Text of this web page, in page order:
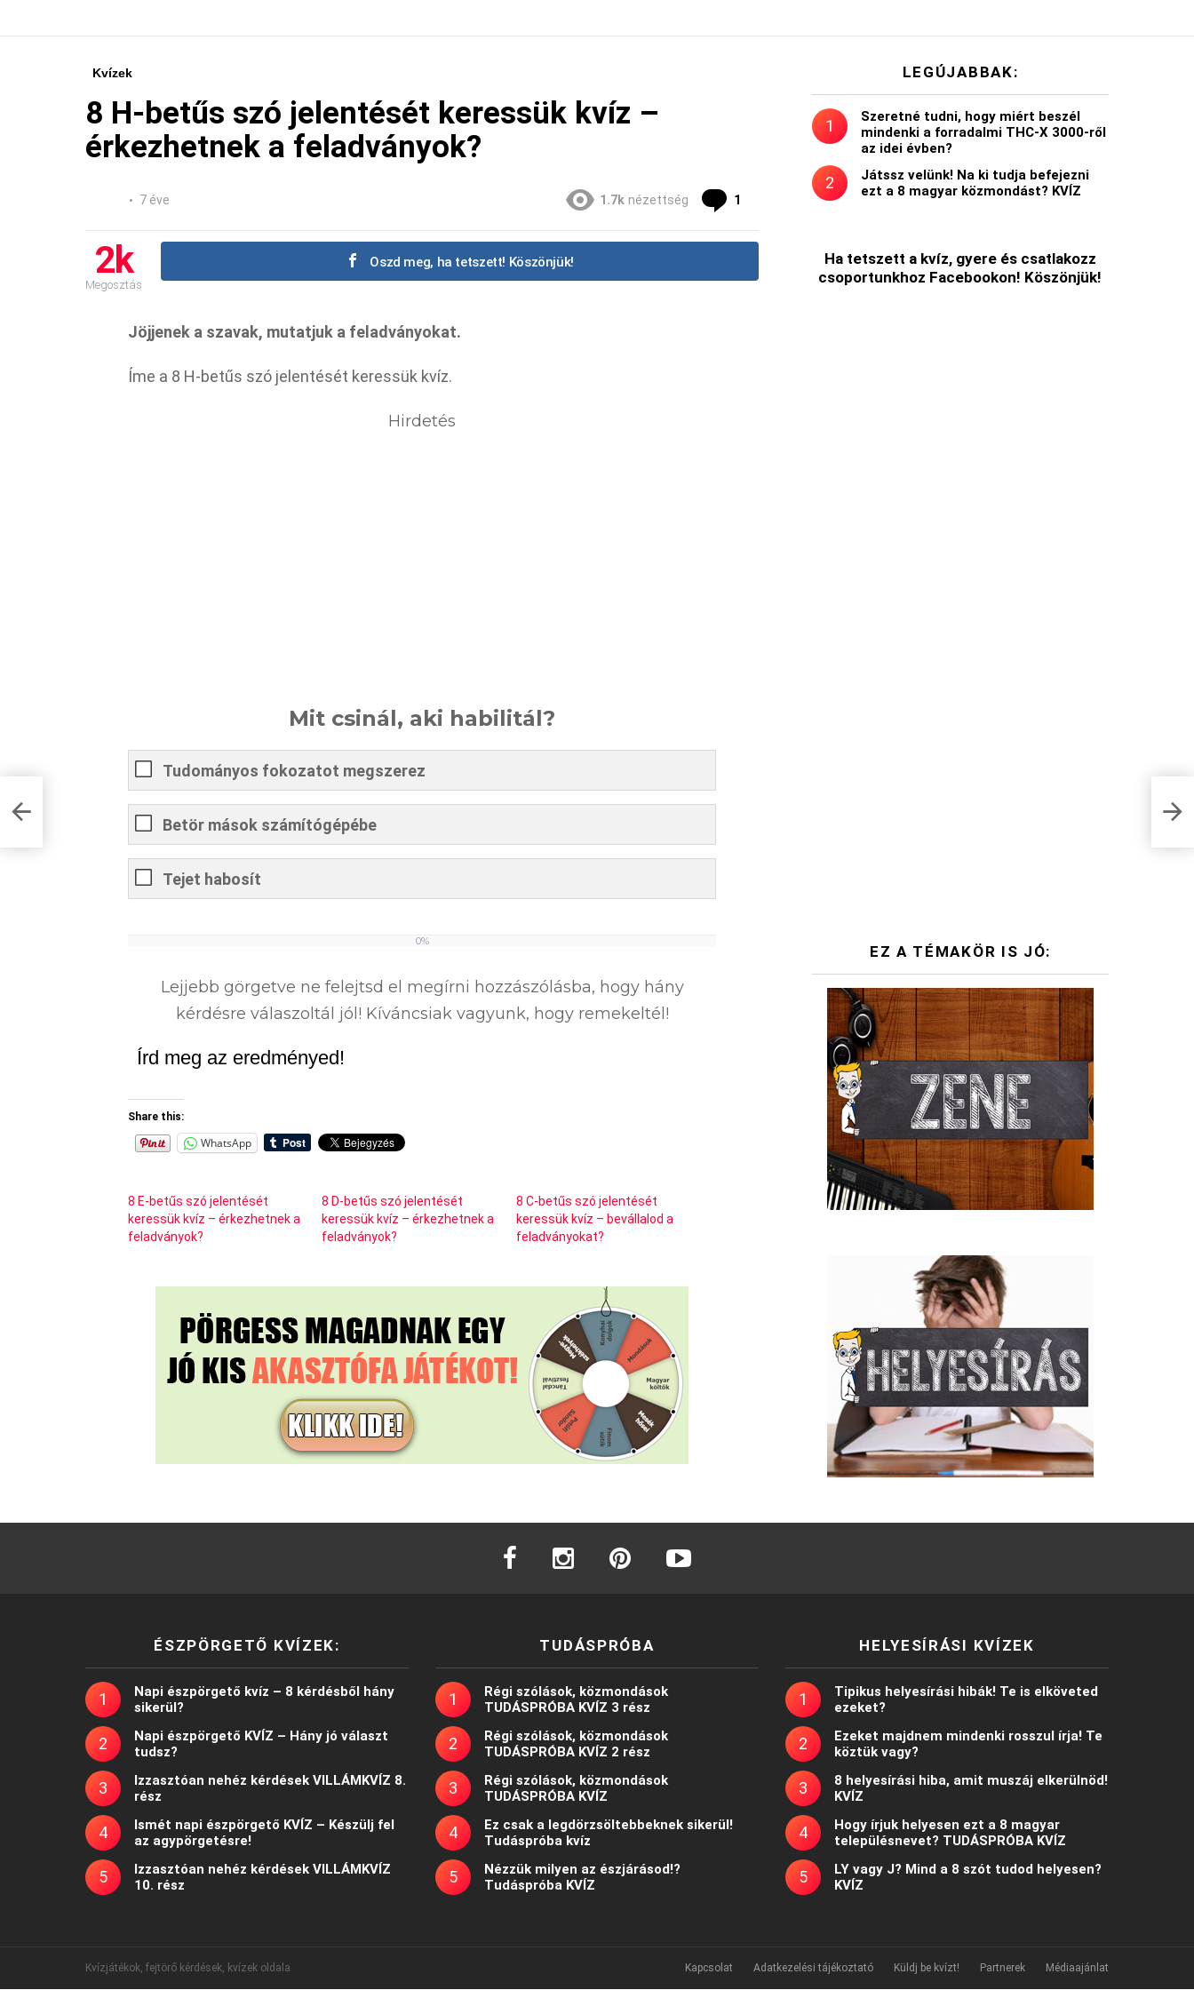
Kvízek
8 H-betűs szó jelentését keressük kvíz –
érkezhetnek a feladványok?
7 éve 1.7k nézettség 1
2k
Megosztás
Oszd meg, ha tetszett! Köszönjük!
Jöjjenek a szavak, mutatjuk a feladványokat.
Íme a 8 H-betűs szó jelentését keressük kvíz.
Hirdetés
Mit csinál, aki habilitál?
Tudományos fokozatot megszerez
Betör mások számítógépébe
Tejet habosít
0%
Lejjebb görgetve ne felejtsd el megírni hozzászólásba, hogy hány
kérdésre válaszoltál jól! Kíváncsiak vagyunk, hogy remekeltél!
Írd meg az eredményed!
Share this:
WhatsApp
8 E-betűs szó jelentését
keressük kvíz – érkezhetnek a
feladványok?
8 D-betűs szó jelentését
keressük kvíz – érkezhetnek a
feladványok?
8 C-betűs szó jelentését
keressük kvíz – bevállalod a
feladványokat?
LEGÚJABBAK:
Szeretné tudni, hogy miért beszél
mindenki a forradalmi THC-X 3000-ről
az idei évben?
Játssz velünk! Na ki tudja befejezni
ezt a 8 magyar közmondást? KVÍZ
Ha tetszett a kvíz, gyere és csatlakozz
csoportunkhoz Facebookon! Köszönjük!
EZ A TÉMAKÖR IS JÓ:
facebook instagram
ÉSZPÖRGETŐ KVÍZEK:
Napi észpörgető kvíz – 8 kérdésből hány
sikerül?
Napi észpörgető KVÍZ – Hány jó választ
tudsz?
Izzasztóan nehéz kérdések VILLÁMKVÍZ 8.
rész
Ismét napi észpörgető KVÍZ – Készülj fel
az agypörgetésre!
Izzasztóan nehéz kérdések VILLÁMKVÍZ
10. rész
TUDÁSPRÓBA
Régi szólások, közmondások
TUDÁSPRÓBA KVÍZ 3 rész
Régi szólások, közmondások
TUDÁSPRÓBA KVÍZ 2 rész
Régi szólások, közmondások
TUDÁSPRÓBA KVÍZ
Ez csak a legdörzsöltebbeknek sikerül!
Tudáspróba kvíz
Nézzük milyen az észjárásod!?
Tudáspróba KVÍZ
HELYESÍRÁSI KVÍZEK
Tipikus helyesírási hibák! Te is elköveted
ezeket?
Ezeket majdnem mindenki rosszul írja! Te
köztük vagy?
8 helyesírási hiba, amit muszáj elkerülnöd!
KVÍZ
Hogy írjuk helyesen ezt a 8 magyar
településnevet? TUDÁSPRÓBA KVÍZ
LY vagy J? Mind a 8 szót tudod helyesen?
KVÍZ
Kvízjátékok, fejtörő kérdések, kvízek oldala Kapcsolat Adatkezelési tájékoztató Küldj be kvízt! Partnerek Médiaajánlat